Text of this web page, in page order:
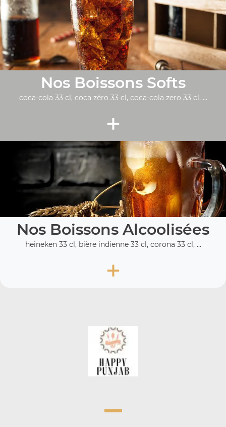
Nos Boissons Softs
coca-cola 33 cl, coca zéro 33 cl, coca-cola zero 33 cl, ...
+
Nos Boissons Alcoolisées
heineken 33 cl, bière indienne 33 cl, corona 33 cl, ...
+